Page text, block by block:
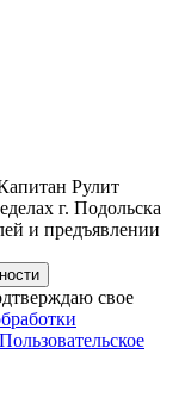
Рулит
г. Подольска
и предъявлении
свое